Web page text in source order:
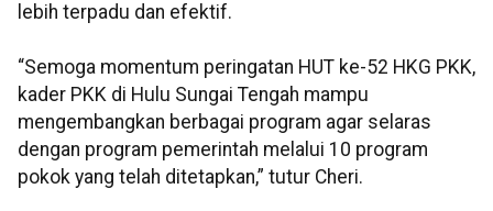
lebih terpadu dan efektif.
“Semoga momentum peringatan HUT ke-52 HKG PKK,
kader PKK di Hulu Sungai Tengah mampu
mengembangkan berbagai program agar selaras
dengan program pemerintah melalui 10 program
pokok yang telah ditetapkan,” tutur Cheri.